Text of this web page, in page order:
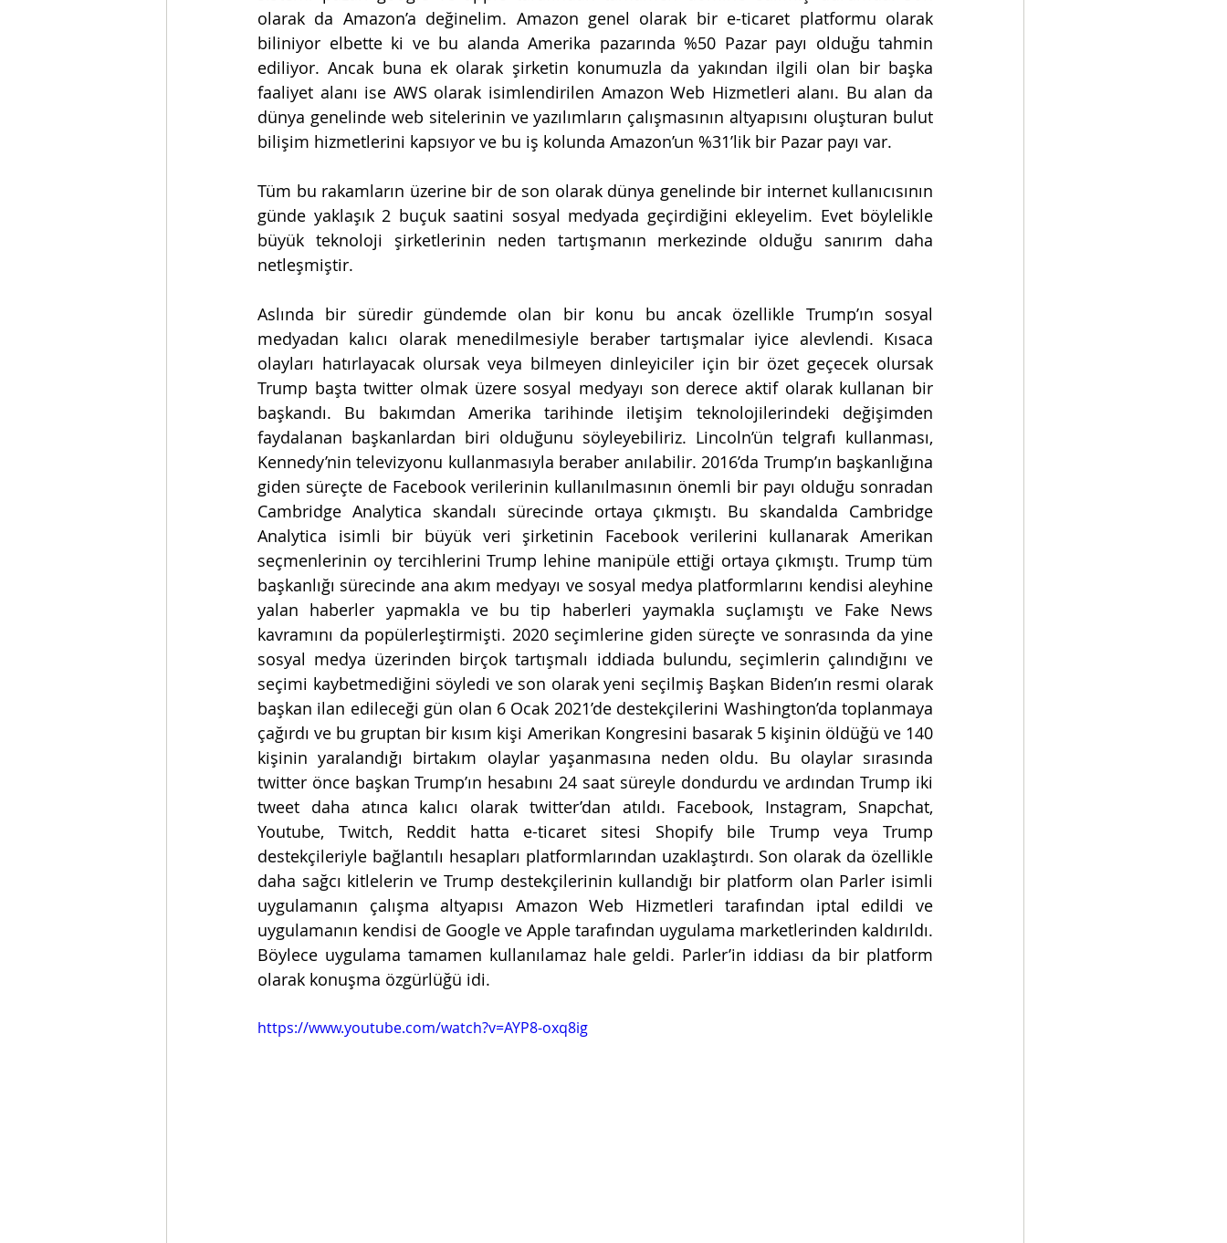
olarak da Amazon’a değinelim. Amazon genel olarak bir e-ticaret platformu olarak
biliniyor elbette ki ve bu alanda Amerika pazarında %50 Pazar payı olduğu tahmin
ediliyor. Ancak buna ek olarak şirketin konumuzla da yakından ilgili olan bir başka
faaliyet alanı ise AWS olarak isimlendirilen Amazon Web Hizmetleri alanı. Bu alan da
dünya genelinde web sitelerinin ve yazılımların çalışmasının altyapısını oluşturan bulut
bilişim hizmetlerini kapsıyor ve bu iş kolunda Amazon’un %31’lik bir Pazar payı var.
Tüm bu rakamların üzerine bir de son olarak dünya genelinde bir internet kullanıcısının
günde yaklaşık 2 buçuk saatini sosyal medyada geçirdiğini ekleyelim. Evet böylelikle
büyük teknoloji şirketlerinin neden tartışmanın merkezinde olduğu sanırım daha
netleşmiştir.
Aslında bir süredir gündemde olan bir konu bu ancak özellikle Trump’ın sosyal
medyadan kalıcı olarak menedilmesiyle beraber tartışmalar iyice alevlendi. Kısaca
olayları hatırlayacak olursak veya bilmeyen dinleyiciler için bir özet geçecek olursak
Trump başta twitter olmak üzere sosyal medyayı son derece aktif olarak kullanan bir
başkandı. Bu bakımdan Amerika tarihinde iletişim teknolojilerindeki değişimden
faydalanan başkanlardan biri olduğunu söyleyebiliriz. Lincoln’ün telgrafı kullanması,
Kennedy’nin televizyonu kullanmasıyla beraber anılabilir. 2016’da Trump’ın başkanlığına
giden süreçte de Facebook verilerinin kullanılmasının önemli bir payı olduğu sonradan
Cambridge Analytica skandalı sürecinde ortaya çıkmıştı. Bu skandalda Cambridge
Analytica isimli bir büyük veri şirketinin Facebook verilerini kullanarak Amerikan
seçmenlerinin oy tercihlerini Trump lehine manipüle ettiği ortaya çıkmıştı. Trump tüm
başkanlığı sürecinde ana akım medyayı ve sosyal medya platformlarını kendisi aleyhine
yalan haberler yapmakla ve bu tip haberleri yaymakla suçlamıştı ve Fake News
kavramını da popülerleştirmişti. 2020 seçimlerine giden süreçte ve sonrasında da yine
sosyal medya üzerinden birçok tartışmalı iddiada bulundu, seçimlerin çalındığını ve
seçimi kaybetmediğini söyledi ve son olarak yeni seçilmiş Başkan Biden’ın resmi olarak
başkan ilan edileceği gün olan 6 Ocak 2021’de destekçilerini Washington’da toplanmaya
çağırdı ve bu gruptan bir kısım kişi Amerikan Kongresini basarak 5 kişinin öldüğü ve 140
kişinin yaralandığı birtakım olaylar yaşanmasına neden oldu. Bu olaylar sırasında
twitter önce başkan Trump’ın hesabını 24 saat süreyle dondurdu ve ardından Trump iki
tweet daha atınca kalıcı olarak twitter’dan atıldı. Facebook, Instagram, Snapchat,
Youtube, Twitch, Reddit hatta e-ticaret sitesi Shopify bile Trump veya Trump
destekçileriyle bağlantılı hesapları platformlarından uzaklaştırdı. Son olarak da özellikle
daha sağcı kitlelerin ve Trump destekçilerinin kullandığı bir platform olan Parler isimli
uygulamanın çalışma altyapısı Amazon Web Hizmetleri tarafından iptal edildi ve
uygulamanın kendisi de Google ve Apple tarafından uygulama marketlerinden kaldırıldı.
Böylece uygulama tamamen kullanılamaz hale geldi. Parler’in iddiası da bir platform
olarak konuşma özgürlüğü idi.
https://www.youtube.com/watch?v=AYP8-oxq8ig